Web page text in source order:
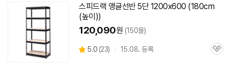
스피드랙 앵글선반5단1200x600 (180cm
(높이))
120,090원 (150몰)
별
5.0 (상
23) 15.08. 등록
관